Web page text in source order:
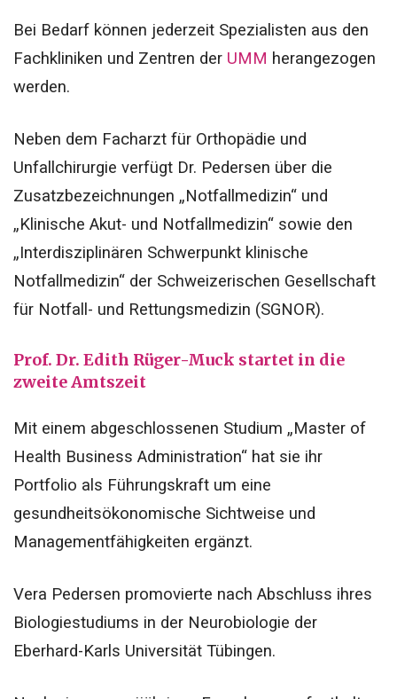
Bei Bedarf können jederzeit Spezialisten aus den
Fachkliniken und Zentren der UMM herangezogen
werden.
Neben dem Facharzt für Orthopädie und
Unfallchirurgie verfügt Dr. Pedersen über die
Zusatzbezeichnungen „Notfallmedizin“ und
„Klinische Akut- und Notfallmedizin“ sowie den
„Interdisziplinären Schwerpunkt klinische
Notfallmedizin“ der Schweizerischen Gesellschaft
für Notfall- und Rettungsmedizin (SGNOR).
Prof. Dr. Edith Rüger-Muck startet in die
zweite Amtszeit
Mit einem abgeschlossenen Studium „Master of
Health Business Administration“ hat sie ihr
Portfolio als Führungskraft um eine
gesundheitsökonomische Sichtweise und
Managementfähigkeiten ergänzt.
Vera Pedersen promovierte nach Abschluss ihres
Biologiestudiums in der Neurobiologie der
Eberhard-Karls Universität Tübingen.